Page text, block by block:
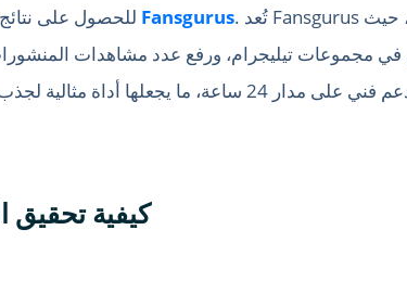
Fansgurus. تُعد Fansgurus منصة قوية لخدمات وسائل التواصل الاجتماعي، حيث
مجموعات تيليجرام، ورفع عدد مشاهدات المنشورات،
4. كيفية